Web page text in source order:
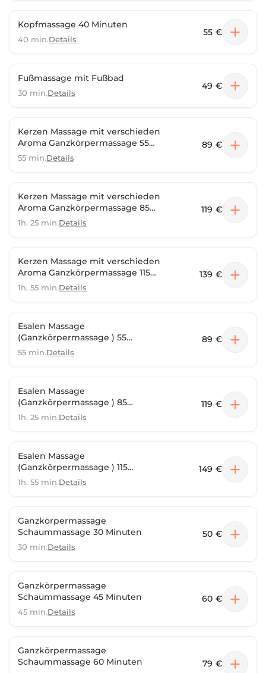
Kopfmassage 40 Minuten
40 min.Details
55 €
Fußmassage mit Fußbad
30 min.Details
49 €
Kerzen Massage mit verschieden
Aroma Ganzkörpermassage 55
Minuten
55 min.Details
89 €
Kerzen Massage mit verschieden
Aroma Ganzkörpermassage 85
Minuten
1h. 25 min.Details
119 €
Kerzen Massage mit verschieden
Aroma Ganzkörpermassage 115
Minuten
1h. 55 min.Details
139 €
Esalen Massage
(Ganzkörpermassage ) 55
Minuten
55 min.Details
89 €
Esalen Massage
(Ganzkörpermassage ) 85
Minuten
1h. 25 min.Details
119 €
Esalen Massage
(Ganzkörpermassage ) 115
Minuten
1h. 55 min.Details
149 €
Ganzkörpermassage
Schaummassage 30 Minuten
30 min.Details
50 €
Ganzkörpermassage
Schaummassage 45 Minuten
45 min.Details
60 €
Ganzkörpermassage
Schaummassage 60 Minuten
79 €